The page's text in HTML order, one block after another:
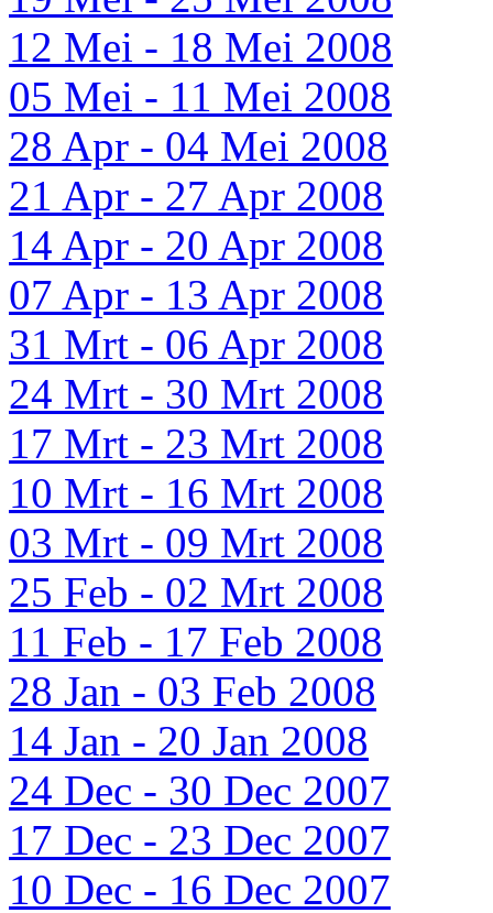
12 Mei - 18 Mei 2008
05 Mei - 11 Mei 2008
28 Apr - 04 Mei 2008
21 Apr - 27 Apr 2008
14 Apr - 20 Apr 2008
07 Apr - 13 Apr 2008
31 Mrt - 06 Apr 2008
24 Mrt - 30 Mrt 2008
17 Mrt - 23 Mrt 2008
10 Mrt - 16 Mrt 2008
03 Mrt - 09 Mrt 2008
25 Feb - 02 Mrt 2008
11 Feb - 17 Feb 2008
28 Jan - 03 Feb 2008
14 Jan - 20 Jan 2008
24 Dec - 30 Dec 2007
17 Dec - 23 Dec 2007
10 Dec - 16 Dec 2007